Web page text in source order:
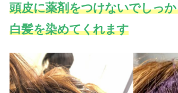
頭皮に薬剤をつけないでしっ
白髪を染めてくれます